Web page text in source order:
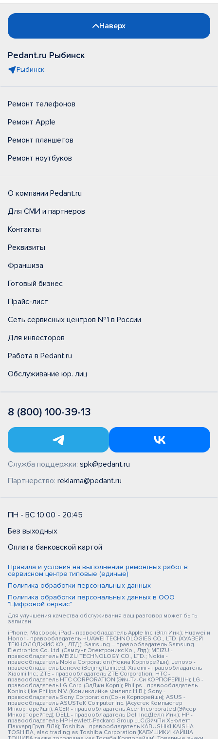
Наверх
Pedant.ru Рыбинск
Рыбинск
Ремонт телефонов
Ремонт Apple
Ремонт планшетов
Ремонт ноутбуков
О компании Pedant.ru
Для СМИ и партнеров
Контакты
Реквизиты
Франшиза
Готовый бизнес
Прайс-лист
Сеть сервисных центров №1 в России
Для инвесторов
Работа в Pedant.ru
Обслуживание юр. лиц
8 (800) 100-39-13
Служба поддержки: spk@pedant.ru
Партнерство: reklama@pedant.ru
ПН - ВС 10:00 - 20:45
Без выходных
Оплата банковской картой
Правила и условия на выполнение ремонтных работ в
сервисном центре типовые (единые)
Политика обработки персональных данных
Политика обработки персональных данных в ООО
"Цифровой сервис"
Для улучшения качества обслуживания ваш разговор может быть
записан
iPhone, Macbook, iPad - правообладатель Apple Inc. (Эпл Инк.); Huawei и
Honor - правообладатель HUAWEI TECHNOLOGIES CO., LTD. (ХУАВЕЙ
ТЕКНОЛОДЖИС КО., ЛТД.); Samsung – правообладатель Samsung
Electronics Co. Ltd. (Самсунг Электроникс Ко., Лтд.); MEIZU -
правообладатель MEIZU TECHNOLOGY CO., LTD.; Nokia -
правообладатель Nokia Corporation (Нокиа Корпорейшн); Lenovo -
правообладатель Lenovo (Beijing) Limited; Xiaomi - правообладатель
Xiaomi Inc.; ZTE - правообладатель ZTE Corporation; HTC -
правообладатель HTC CORPORATION (Эйч-Ти-Си КОРПОРЕЙШН); LG -
правообладатель LG Corp. (ЭлДжи Корп.); Philips - правообладатель
Koninklijke Philips N.V. (Конинклийке Филипс Н.В.); Sony -
правообладатель Sony Corporation (Сони Корпорейшн); ASUS -
правообладатель ASUSTeK Computer Inc. (Асустек Компьютер
Инкорпорейшн); ACER - правообладатель Acer Incorporated (Эйсер
Инкорпорейтед); DELL - правообладатель Dell Inc.(Делл Инк.); HP -
правообладатель HP Hewlett-Packard Group LLC (ЭйчПи Хьюлетт
Паккард Груп ЛЛК); Toshiba - правообладатель KABUSHIKI KAISHA
TOSHIBA, also trading as Toshiba Corporation (КАБУШИКИ КАЙША